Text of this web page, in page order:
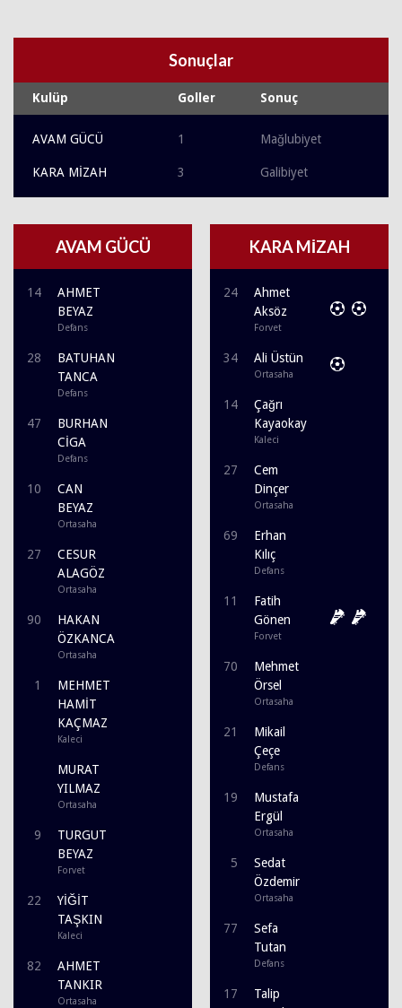
Sonuçlar
Kulüp Goller Sonuç
AVAM GÜCÜ 1 Mağlubiyet
KARA MİZAH 3 Galibiyet
AVAM GÜCÜ
14
AHMET
BEYAZ
Defans
28
BATUHAN
TANCA
Defans
47
BURHAN
CİGA
Defans
10
CAN
BEYAZ
Ortasaha
27
CESUR
ALAGÖZ
Ortasaha
90
HAKAN
ÖZKANCA
Ortasaha
1
MEHMET
HAMİT
KAÇMAZ
Kaleci
MURAT
YILMAZ
Ortasaha
9
TURGUT
BEYAZ
Forvet
22
YİĞİT
TAŞKIN
Kaleci
82
AHMET
TANKIR
Ortasaha
KARA MİZAH
24
Ahmet
Aksöz
Forvet
34 Ali Üstün
Ortasaha
14
Çağrı
Kayaokay
Kaleci
27
Cem
Dinçer
Ortasaha
69
Erhan
Kılıç
Defans
11
Fatih
Gönen
Forvet
70
Mehmet
Örsel
Ortasaha
21
Mikail
Çeçe
Defans
19
Mustafa
Ergül
Ortasaha
5
Sedat
Özdemir
Ortasaha
77
Sefa
Tutan
Defans
17
Talip